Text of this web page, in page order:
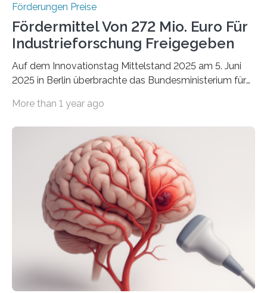
Förderungen Preise
Fördermittel Von 272 Mio. Euro Für
Industrieforschung Freigegeben
Auf dem Innovationstag Mittelstand 2025 am 5. Juni
2025 in Berlin überbrachte das Bundesministerium für
Überplanmäßige Verpflichtungsermächtigungen in
Woche vom Haushaltsausschuss freigegeben – unter
anderem zur Unterstützung der
Industrieforschungsprogramme Industrielle
Gemeinschaftsforschung (IGF), Zentrales
Innovationsprogramm Mittelstand (ZIM) und
Innovationskompetenz INNO-KOM. Auf dem
Innovationstag Mittelstand 2025 am 5. Juni 2025 in
Berlin überbrachte das Bundesministerium für
Wirtschaft und Energie eine gute Nachricht:
Überplanmäßige Verpflichtungsermächtigungen in
More than 1 year ago